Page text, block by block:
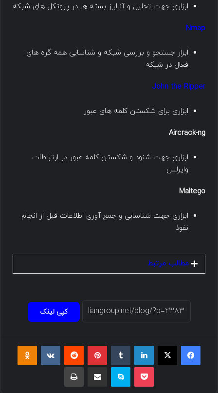
ابزاری جهت تحلیل و آنالیز بسته ها در پروتکل های شبکه
Nmap
ابزار جستجو و بررسی شبکه و شناسایی همه گره های
فعال در شبکه
John the Ripper
ابزاری برای شکستن کلمه های عبور
Aircrack-ng
ابزاری جهت شنود و شکستن کلمه عبور در ارتباطات
وایرلس
Maltego
ابزاری جهت شناسایی و جمع آوری اطلاعات قبل از انجام
نفوذ
مطالب مرتبط
کپی لینک